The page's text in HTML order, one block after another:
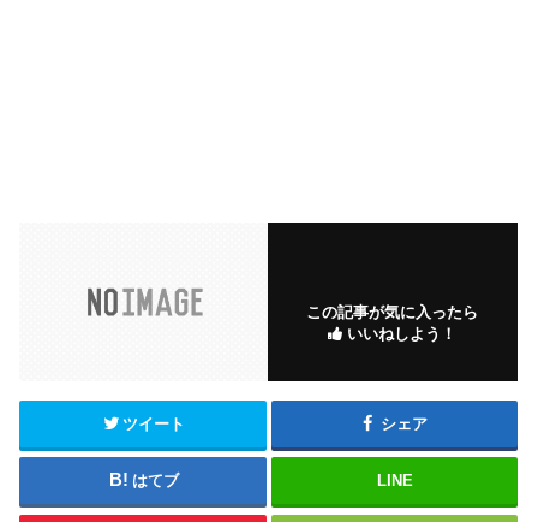
この記事が気に入ったら
いいねしよう！
ツイート シェア
はてブ LINE